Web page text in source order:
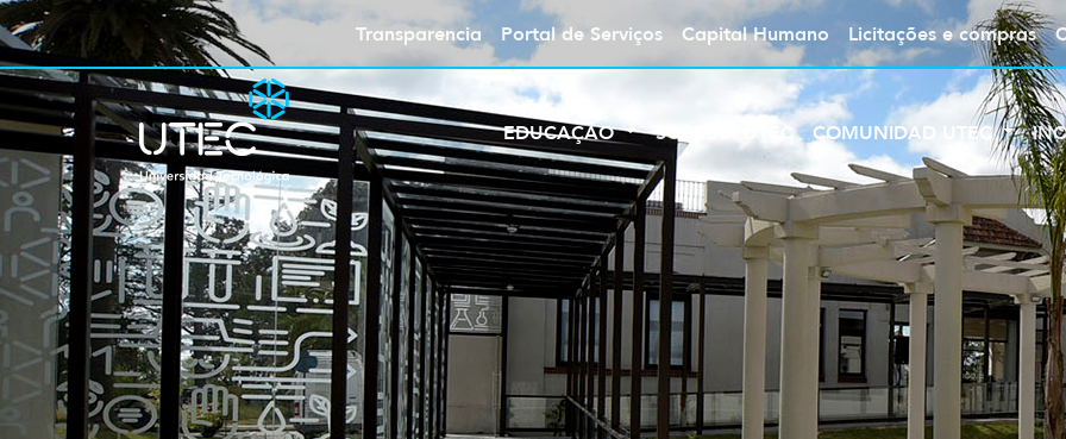
Transparencia Portal de Serviços Capital Humano Licitações e compras
EDUCAÇÃO SOBRE A UTEC COMUNIDAD UTEC